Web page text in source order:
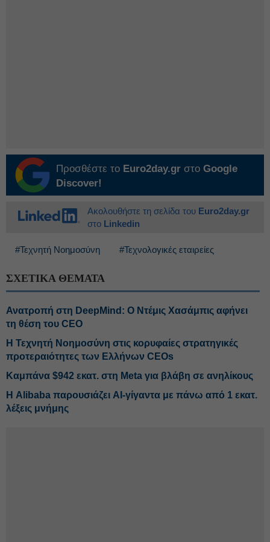
Προσθέστε το Euro2day.gr στο Google
Discover!
Ακολουθήστε τη σελίδα του Euro2day.gr
στο Linkedin
#Τεχνητή Νοημοσύνη #Τεχνολογικές εταιρείες
ΣΧΕΤΙΚΑ ΘΕΜΑΤΑ
Ανατροπή στη DeepMind: Ο Ντέμις Χασάμπις αφήνει
τη θέση του CEO
Η Τεχνητή Νοημοσύνη στις κορυφαίες στρατηγικές
προτεραιότητες των Ελλήνων CEOs
Καμπάνα $942 εκατ. στη Meta για βλάβη σε ανηλίκους
Η Alibaba παρουσιάζει AI-γίγαντα με πάνω από 1 εκατ.
λέξεις μνήμης